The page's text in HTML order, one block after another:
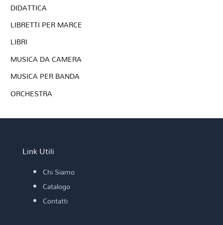
DIDATTICA
LIBRETTI PER MARCE
LIBRI
MUSICA DA CAMERA
MUSICA PER BANDA
ORCHESTRA
Link Utili
Chi Siamo
Catalogo
Contatti